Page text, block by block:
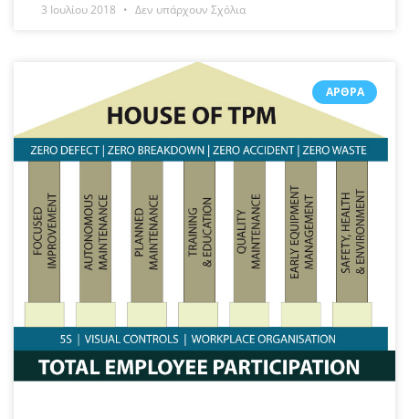
3 Ιουλίου 2018 Δεν υπάρχουν Σχόλια
ΆΡΘΡΑ